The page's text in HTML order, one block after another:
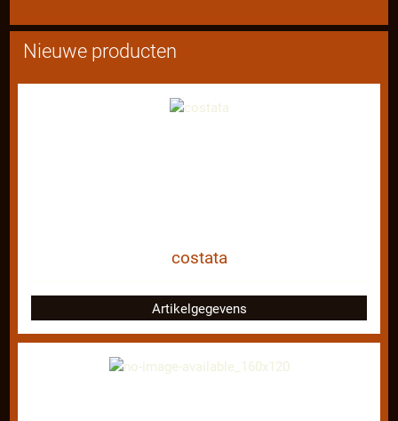
Nieuwe producten
costata
Artikelgegevens